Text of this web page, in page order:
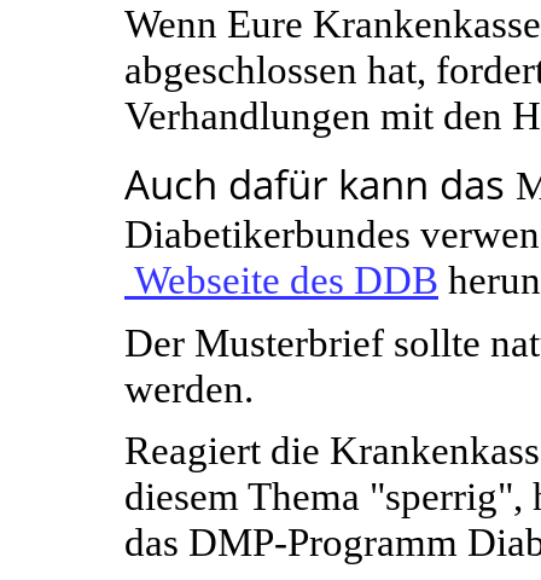
Wenn Eure
abgeschlossen hat,
Verhandlungen mit den
Auch dafür kann das
Diabetikerbundes
Webseite des DDB
Der Musterbrief sollte
werden.
Reagiert die
diesem Thema
das DMP-Programm